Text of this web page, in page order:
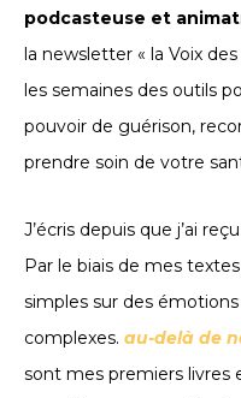
podcasteuse et
la newsletter « la Voix
les semaines des outils
pouvoir de guérison,
prendre soin de votre
J’écris depuis que j’ai
Par le biais de mes
simples sur des
complexes. au-delà de
sont mes premiers livres